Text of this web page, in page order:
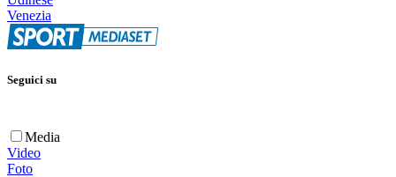
Venezia
Seguici su
Media
Video
Foto